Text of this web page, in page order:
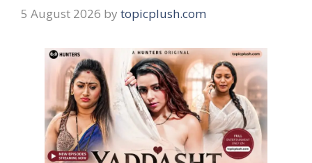
5 August 2026 by topicplush.com